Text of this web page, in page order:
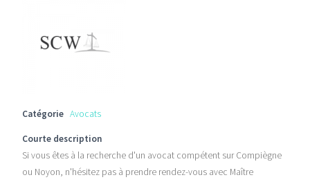
Catégorie Avocats
Courte description
Si vous êtes à la recherche d'un avocat compétent sur Compiègne
ou Noyon, n'hésitez pas à prendre rendez-vous avec Maître